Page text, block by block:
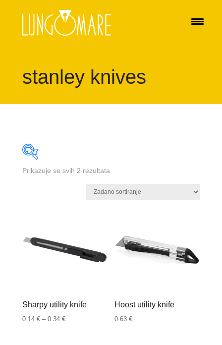
stanley knives
Prikazuje se svih 2 rezultata
Sharpy utility knife
0.14 € – 0.34 €Raspon
Hoost utility knife
0.63€